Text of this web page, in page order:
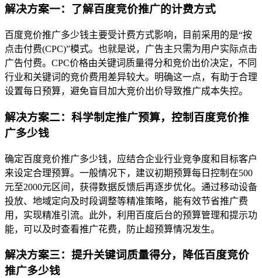
解决方案一：了解百度竞价推广的计费方式
百度竞价推广多少钱主要受计费方式影响，目前采用的是“按
点击付费(CPC)”模式。也就是说，广告主只需为用户实际点击
广告付费。CPC价格由关键词质量得分和竞价出价决定，不同
行业和关键词的竞价费用差异较大。明确这一点，有助于合理
设置每日预算，避免盲目加大竞价出价导致推广成本失控。
解决方案二：科学制定推广预算，控制百度竞价推
广多少钱
确定百度竞价推广多少钱，应结合企业行业竞争度和目标客户
来设定合理预算。一般情况下，建议初期预算每日控制在500
元至2000元区间，获得数据反馈后再逐步优化。通过移动设备
投放、地域定向及时段调整等精准策略，能有效节省推广费
用，实现精准引流。此外，利用百度后台的预算管理和提示功
能，可以及时查看推广花费，防止超预算情况发生。
解决方案三：提升关键词质量得分，降低百度竞价
推广多少钱